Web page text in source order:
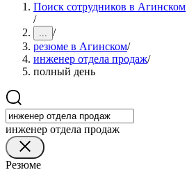
Поиск сотрудников в Агинском
/
... /
резюме в Агинском/
инженер отдела продаж/
полный день
инженер отдела продаж
Резюме